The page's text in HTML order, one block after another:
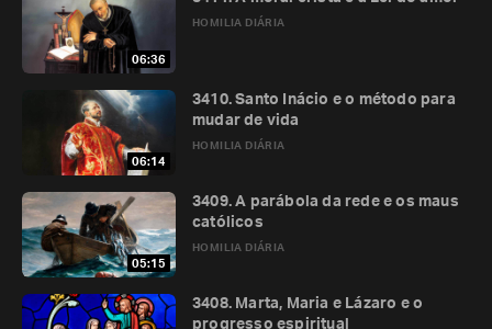
06:36
HOMILIA DIÁRIA
06:14
HOMILIA DIÁRIA
3410. Santo Inácio e o método para
mudar de vida
05:15
HOMILIA DIÁRIA
3409. A parábola da rede e os maus
católicos
3408. Marta, Maria e Lázaro e o
progresso espiritual